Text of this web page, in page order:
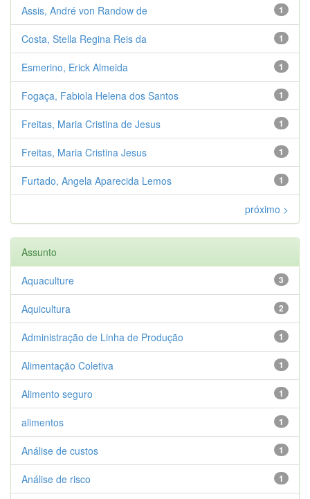
1
Assis, André von Randow de
1
Costa, Stella Regina Reis da
1
Esmerino, Erick Almeida
1
Fogaça, Fabiola Helena dos Santos
1
Freitas, Maria Cristina de Jesus
1
Freitas, Maria Cristina Jesus
1
Furtado, Angela Aparecida Lemos
próximo >
Assunto
3
Aquaculture
2
Aquicultura
1
Administração de Linha de Produção
1
Alimentação Coletiva
1
Alimento seguro
1
alimentos
1
Análise de custos
1
Análise de risco